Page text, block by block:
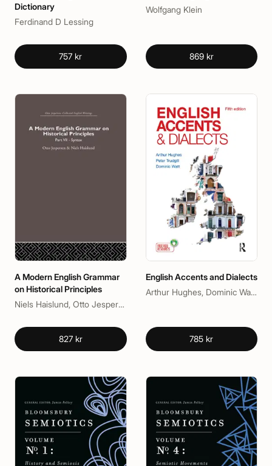
Dictionary
Ferdinand D Lessing
757 kr
Wolfgang Klein
869 kr
A Modern English Grammar
on Historical Principles
Niels Haislund, Otto Jespersen
827 kr
English Accents and Dialects
Arthur Hughes, Dominic Watt, Peter Trudgill
785 kr